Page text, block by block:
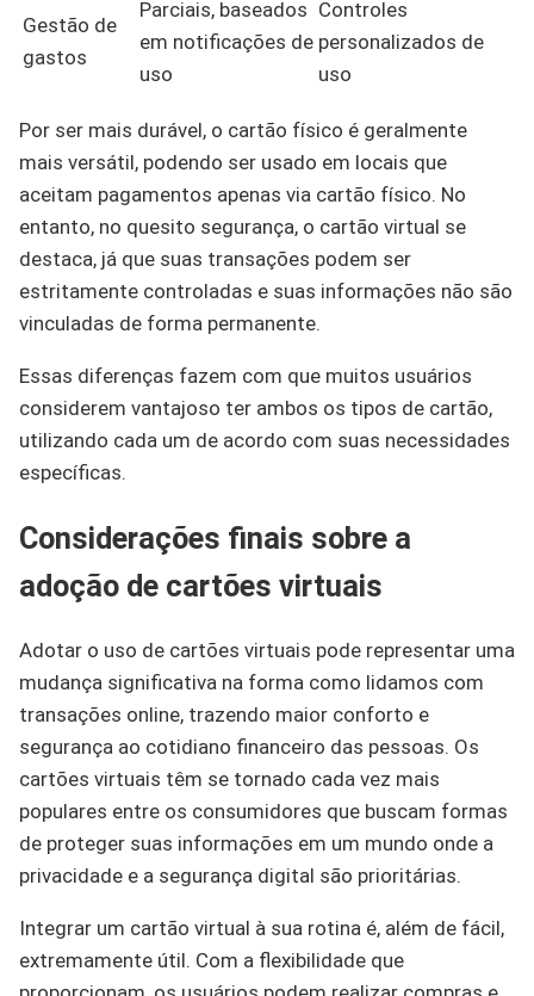
Gestão de
gastos
Parciais, baseados
em notificações de
uso
Controles
personalizados de
uso
Por ser mais durável, o cartão físico é geralmente
mais versátil, podendo ser usado em locais que
aceitam pagamentos apenas via cartão físico. No
entanto, no quesito segurança, o cartão virtual se
destaca, já que suas transações podem ser
estritamente controladas e suas informações não são
vinculadas de forma permanente.
Essas diferenças fazem com que muitos usuários
considerem vantajoso ter ambos os tipos de cartão,
utilizando cada um de acordo com suas necessidades
específicas.
Considerações finais sobre a
adoção de cartões virtuais
Adotar o uso de cartões virtuais pode representar uma
mudança significativa na forma como lidamos com
transações online, trazendo maior conforto e
segurança ao cotidiano financeiro das pessoas. Os
cartões virtuais têm se tornado cada vez mais
populares entre os consumidores que buscam formas
de proteger suas informações em um mundo onde a
privacidade e a segurança digital são prioritárias.
Integrar um cartão virtual à sua rotina é, além de fácil,
extremamente útil. Com a flexibilidade que